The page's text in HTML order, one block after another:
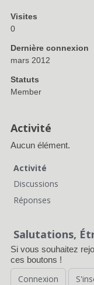
Visites
0
Dernière connexion
mars 2012
Statuts
Member
Activité
Aucun élément.
Activité
Discussions
Réponses
Salutations,
Si vous souhaitez
ces boutons !
Connexion